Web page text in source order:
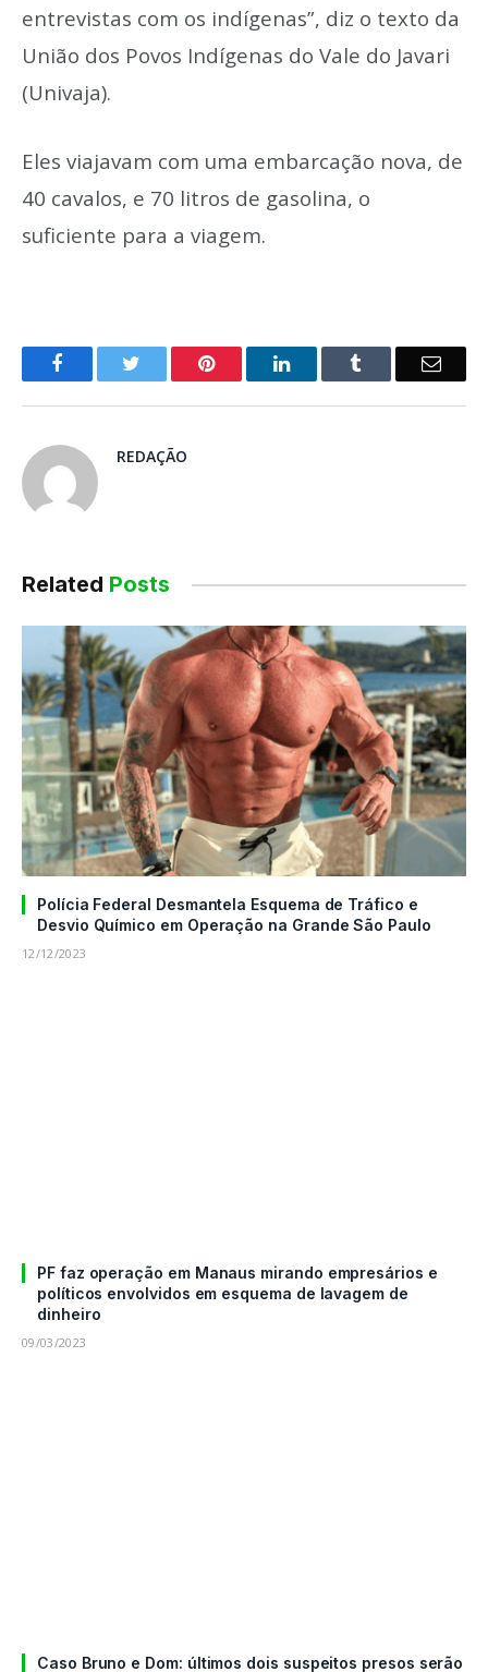
entrevistas com os indígenas”, diz o texto da
União dos Povos Indígenas do Vale do Javari
(Univaja).
Eles viajavam com uma embarcação nova, de
40 cavalos, e 70 litros de gasolina, o
suficiente para a viagem.
o
Pinterest LinkedIn
E-
REDAÇÃO
Related Posts
Polícia Federal Desmantela Esquema de Tráfico e
Desvio Químico em Operação na Grande São Paulo
12/12/2023
PF faz operação em Manaus mirando empresários e
políticos envolvidos em esquema de lavagem de
dinheiro
09/03/2023
Caso Bruno e Dom: últimos dois suspeitos presos serão